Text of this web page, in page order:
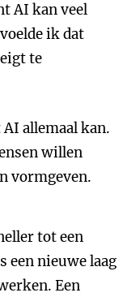
AI kan veel
ik dat
te
allemaal kan.
willen
vormgeven.
tot een
een nieuwe laag
Een